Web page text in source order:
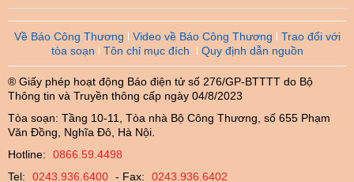
Về Báo Công Thương Video về Báo Công Thương
Trao đổi với
tòa soạn
Tôn chỉ mục đích Quy định dẫn nguồn
® Giấy phép hoạt động Báo điện tử số 276/GP-BTTTT do Bộ
Thông tin và Truyền thông cấp ngày 04/8/2023
Tòa soạn: Tầng 10-11, Tòa nhà Bộ Công Thương, số 655 Phạm
Văn Đồng, Nghĩa Đô, Hà Nội.
Hotline:
0866.59.4498
Tel:
0243.936.6400 - Fax: 0243.936.6402